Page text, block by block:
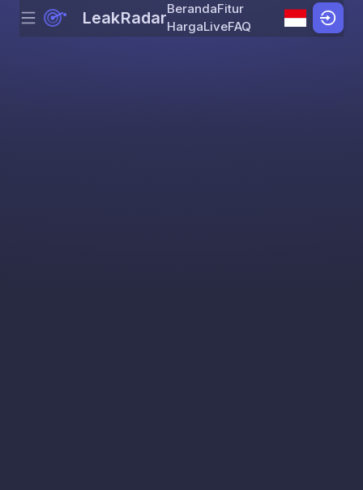
Skip to content
Menu LeakRadarBerandaFitur
HargaLiveFAQ